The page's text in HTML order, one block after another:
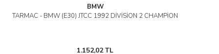
BMW
TARMAC - BMW (E30) JTCC 1992 DİVİSİON 2 CHAMPİON
1.152,02 TL